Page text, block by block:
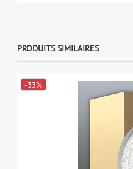
PRODUITS SIMILAIRES
-33%